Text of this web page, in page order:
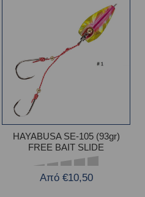
HAYABUSA SE-105 (93gr)
FREE BAIT SLIDE
Από €10,50